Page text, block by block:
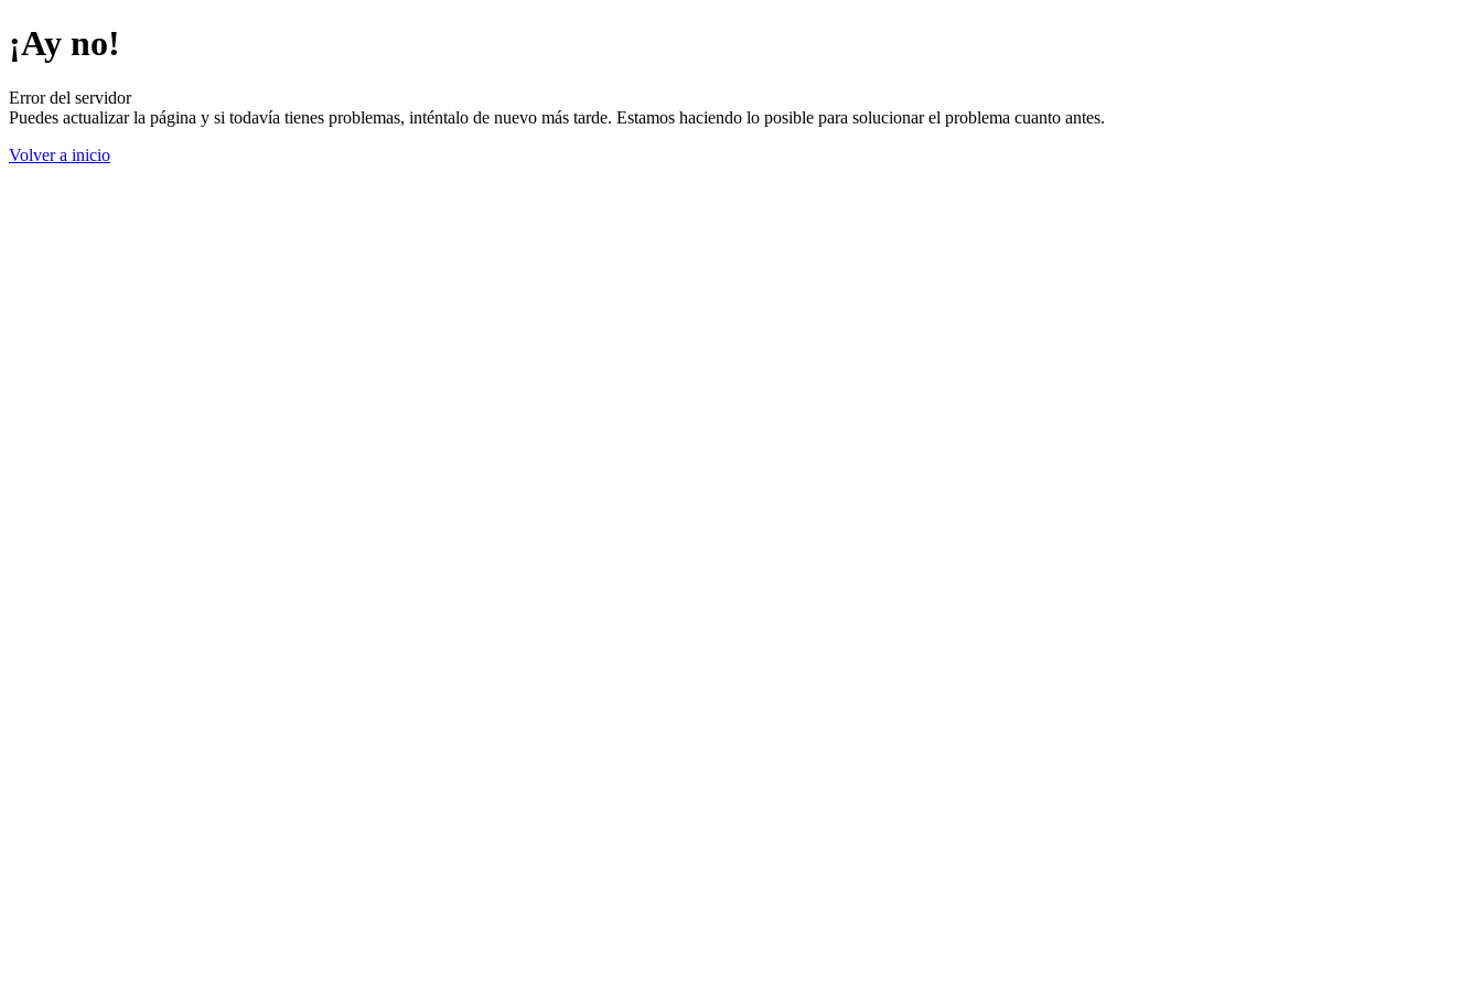
¡Ay no!
Error del servidor
Puedes actualizar la página y si todavía tienes problemas, inténtalo de nuevo más tarde. Estamos haciendo lo posible para solucionar el problema cuanto antes.
Volver a inicio